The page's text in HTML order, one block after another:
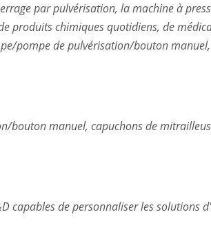
par pulvérisation, la machine à
produits chimiques quotidiens, de
pompe de pulvérisation/bouton
bouton manuel, capuchons de
capables de personnaliser les solutions